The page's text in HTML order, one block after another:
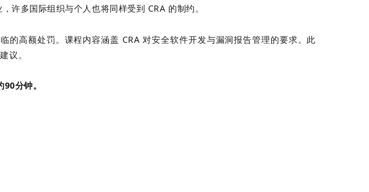
许多国际组织与个人也将同样受到 CRA 的制约。
高额处罚。课程内容涵盖 CRA 对安全软件开发与漏洞报告管理的要求。此
议。
分钟。